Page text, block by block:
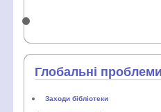
Глобальні
Заходи бібліотеки